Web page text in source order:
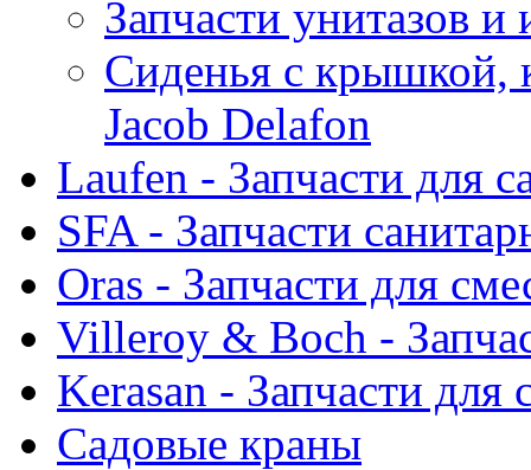
Запчасти унитазов
Сиденья с крышкой,
Jacob Delafon
Laufen - Запчасти для
SFA - Запчасти
Oras - Запчасти для
Villeroy & Boch -
Kerasan - Запчасти для
Садовые краны